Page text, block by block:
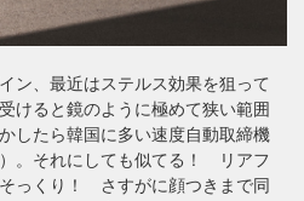
ン、最近はステルス効果を狙って
けると鏡のように極めて狭い範囲
したら韓国に多い速度自動取締機
。それにしても似てる！ リアフ
っくり！ さすがに顔つきまで同